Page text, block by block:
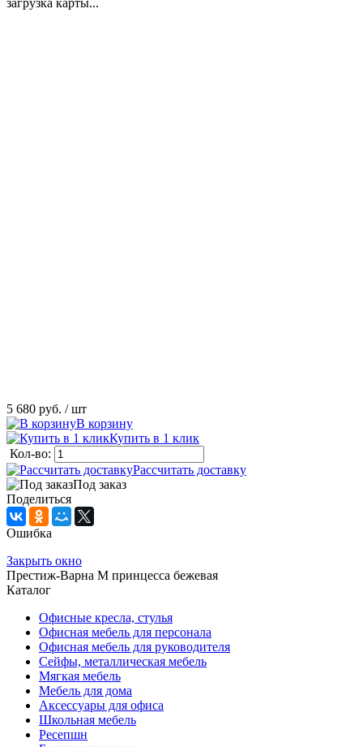
5 680 руб. / шт
В корзину
Купить в 1 клик
Кол-во:
Рассчитать доставку
Под заказ
Поделиться
Ошибка
Закрыть окно
Престиж-Варна М принцесса бежевая
Каталог
Офисные кресла, стулья
Офисная мебель для персонала
Офисная мебель для руководителя
Сейфы, металлическая мебель
Мягкая мебель
Мебель для дома
Аксессуары для офиса
Школьная мебель
Ресепшн